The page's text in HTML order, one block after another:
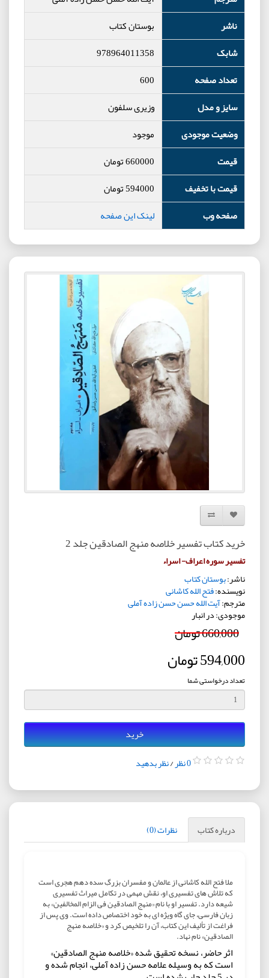
ناشر
بوستان کتاب
شابک
978964011358
تعداد صفحه
600
سایز و مدل
وزیری سلفون
وضعیت موجودی
موجود
قیمت
660000تومان
قیمت با تخفیف
594000تومان
صفحه وب
لینک این صفحه
افزودن به لیست دلخواه
مقایسه این محصول
خرید کتاب تفسیر خلاصه منهج الصادقین جلد 2
تفسیر سوره اعراف- اسراء
ناشر:بوستان کتاب
نویسنده:فتح الله کاشانی
مترجم:آیت الله حسن حسن زاده آملی
موجودی: در انبار
660,000 تومان
594,000 تومان
تعداد درخواستی شما
خرید
0 نظر /نظر بدهید
درباره کتاب نظرات (0)
ملا فتح الله کاشانی از عالمان و مفسران بزرگِ سده دهم هجری است
که تلاش های تفسیری او، نقش مهمی در تکامل میراث تفسیری
شیعه دارد. تفسیر او با نام «منهج الصادقین فی الزام المخالفین» به
زبان فارسی، جای گاه ویژه ای به خود اختصاص داده است. وی پس از
فراغت از تألیف این کتاب، آن را تلخیص کرد و «خلاصه منهج
الصادقین» نام نهاد.
اثر حاضر، نسخه تحقیق شده «خلاصه منهج الصادقین»
است که به وسیله علامه حسن زاده آملی، انجام شده و